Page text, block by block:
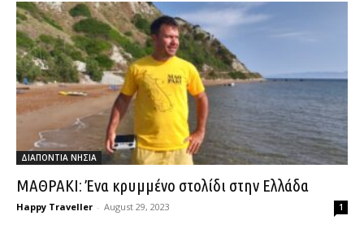
ΔΙΑΠΟΝΤΙΑ ΝΗΣΙΑ
ΜΑΘΡΑΚΙ: Ένα κρυμμένο στολίδι στην Ελλάδα
Happy Traveller - August 29, 2023 1